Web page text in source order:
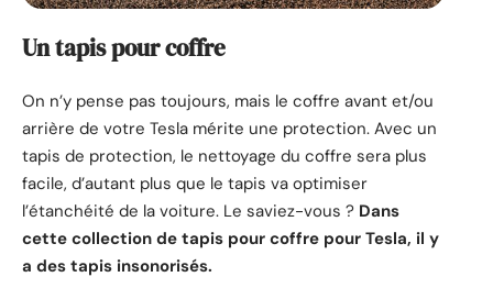
Un tapis pour coffre
On n’y pense pas toujours, mais le coffre avant et/ou
arrière de votre Tesla mérite une protection. Avec un
tapis de protection, le nettoyage du coffre sera plus
facile, d’autant plus que le tapis va optimiser
l’étanchéité de la voiture. Le saviez-vous ? Dans
cette collection de tapis pour coffre pour Tesla, il y
a des tapis insonorisés.